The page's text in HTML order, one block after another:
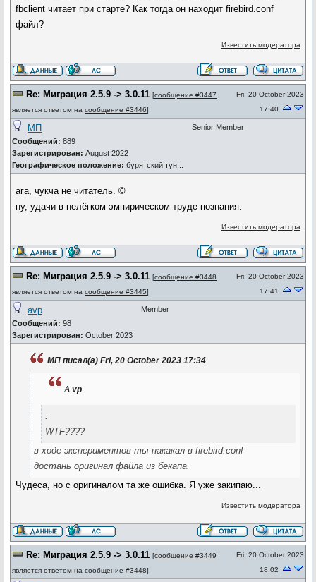
fbclient читает при старте? Как тогда он находит firebird.conf
файл?
Известить модератора
Re: Миграция 2.5.9 -> 3.0.11 [сообщение #3447
является ответом на сообщение #3446]
Fri, 20 October 2023
17:40
МП
Сообщений: 889
Зарегистрирован: August 2022
Географическое положение: бурятский тун...
Senior Member
ага, чукча не читатель. ©
ну, удачи в нелёгком эмпирическом труде познания.
Известить модератора
Re: Миграция 2.5.9 -> 3.0.11 [сообщение #3448
является ответом на сообщение #3445]
Fri, 20 October 2023
17:41
avp
Сообщений: 98
Зарегистрирован: October 2023
Member
МП писал(а) Fri, 20 October 2023 17:34
a vp
.
WTF????
в ходе экспериментов ты накакал в firebird.conf
достань оригинал файла из бекапа.
Чудеса, но с оригиналом та же ошибка. Я уже закипаю...
Известить модератора
Re: Миграция 2.5.9 -> 3.0.11 [сообщение #3449
является ответом на сообщение #3448]
Fri, 20 October 2023
18:02